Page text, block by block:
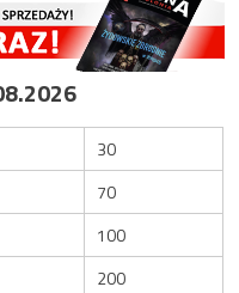
30
70
100
200